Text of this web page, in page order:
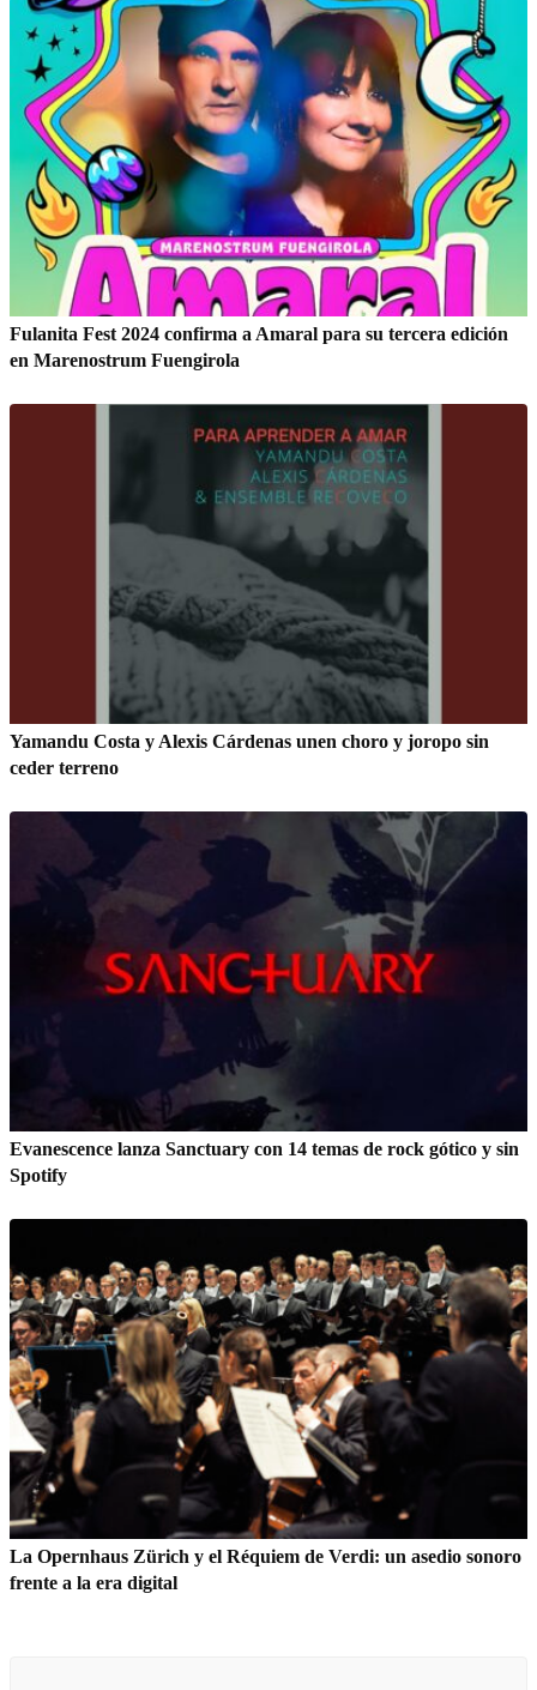
Fulanita Fest 2024 confirma a Amaral para su tercera edición
en Marenostrum Fuengirola
Yamandu Costa y Alexis Cárdenas unen choro y joropo sin
ceder terreno
Evanescence lanza Sanctuary con 14 temas de rock gótico y sin
Spotify
La Opernhaus Zürich y el Réquiem de Verdi: un asedio sonoro
frente a la era digital